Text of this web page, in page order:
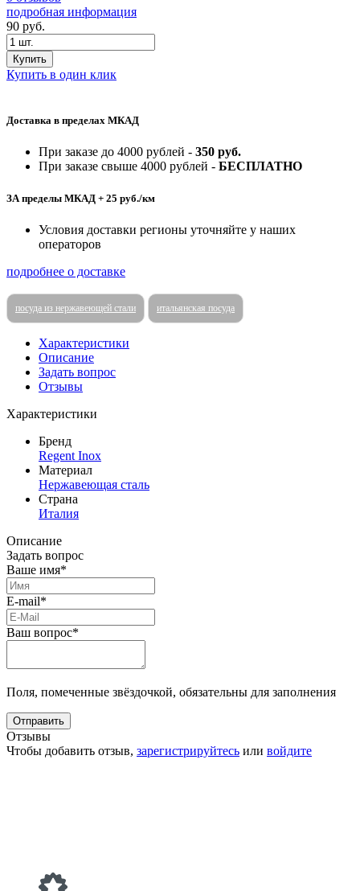
подробная информация
90 руб.
Купить
Купить в один клик
Доставка в пределах МКАД
При заказе до 4000 рублей - 350 руб.
При заказе свыше 4000 рублей - БЕСПЛАТНО
ЗА пределы МКАД + 25 руб./км
Условия доставки регионы уточняйте у наших
операторов
подробнее о доставке
посуда из нержавеющей стали итальянская посуда
Характеристики
Описание
Задать вопрос
Отзывы
Характеристики
Бренд
Regent Inox
Материал
Нержавеющая сталь
Страна
Италия
Описание
Задать вопрос
Ваше имя*
E-mail*
Ваш вопрос*
Поля, помеченные звёздочкой, обязательны для заполнения
Отзывы
Чтобы добавить отзыв, зарегистрируйтесь или войдите